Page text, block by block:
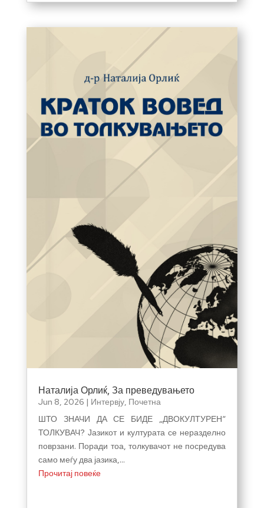
Наталија Орлиќ, За преведувањето
Jun 8, 2026 | Интервју, Почетна
ШТО ЗНАЧИ ДА СЕ БИДЕ „ДВОКУЛТУРЕН“
ТОЛКУВАЧ? Јазикот и културата се неразделно
поврзани. Поради тоа, толкувачот не посредува
само меѓу два јазика,...
Прочитај повеќе